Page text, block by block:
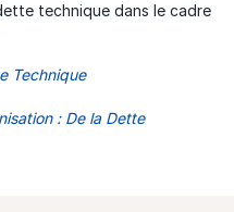
technique dans le cadre
Technique
: De la Dette